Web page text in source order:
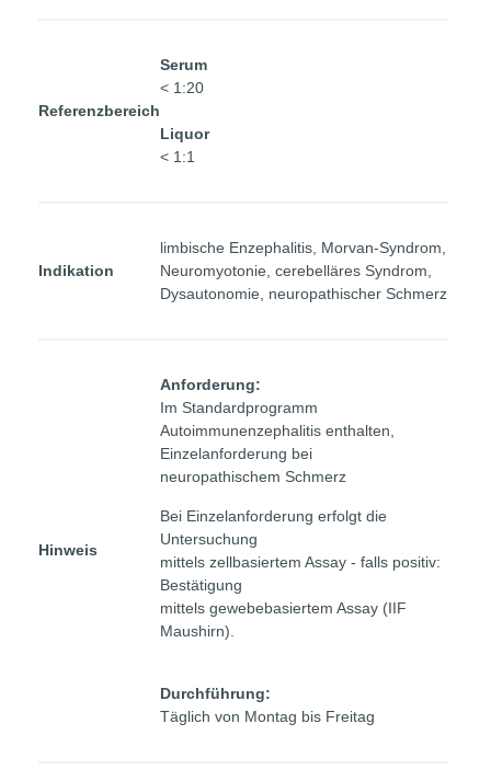
Referenzbereich
Serum
< 1:20
Liquor
< 1:1
Indikation
limbische Enzephalitis, Morvan-Syndrom,
Neuromyotonie, cerebelläres Syndrom,
Dysautonomie, neuropathischer Schmerz
Hinweis
Anforderung:
Im Standardprogramm
Autoimmunenzephalitis enthalten,
Einzelanforderung bei
neuropathischem Schmerz
Bei Einzelanforderung erfolgt die
Untersuchung
mittels zellbasiertem Assay - falls positiv:
Bestätigung
mittels gewebebasiertem Assay (IIF
Maushirn).
Durchführung:
Täglich von Montag bis Freitag